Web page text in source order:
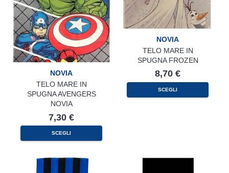
NOVIA
TELO MARE IN
SPUGNA AVENGERS
NOVIA
7,30 €
SCEGLI
NOVIA
TELO MARE IN
SPUGNA FROZEN
8,70 €
SCEGLI